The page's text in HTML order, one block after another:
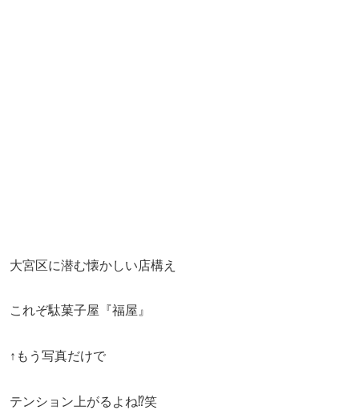
大宮区に潜む懐かしい店構え
これぞ駄菓子屋『福屋』
↑もう写真だけで
テンション上がるよね⁉︎笑